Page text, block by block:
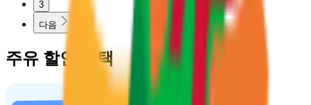
3
다음
주유 할인 혜택